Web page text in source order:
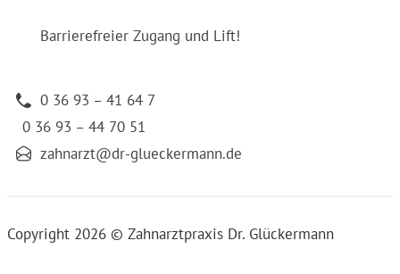
Barrierefreier Zugang und Lift!
0 36 93 – 41 64 7
0 36 93 – 44 70 51
zahnarzt@dr-glueckermann.de
Copyright 2026 © Zahnarztpraxis Dr. Glückermann